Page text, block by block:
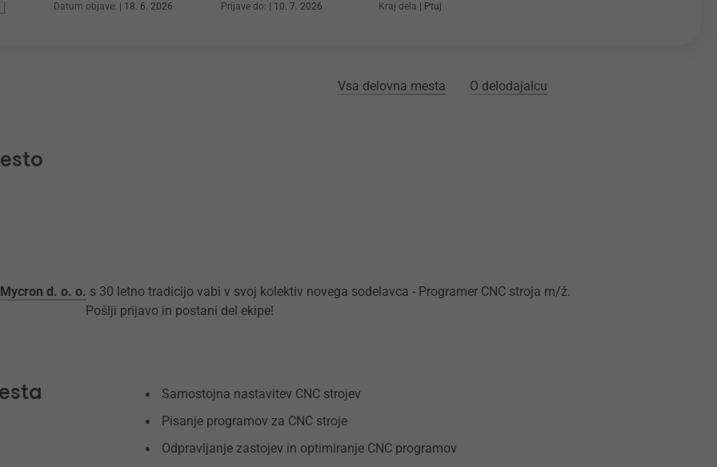
Datum objave: 18. 6. 2026 Prijave do: 10. 7. 2026 Kraj dela Ptuj
Vsa delovna mesta O delodajalcu
d. o. o. s 30 letno tradicijo vabi v svoj kolektiv novega sodelavca - Programer CNC stroja m/ž.
Pošlji prijavo in postani del ekipe!
Samostojna nastavitev CNC strojev
Pisanje programov za CNC stroje
Odpravljanje zastojev in optimiranje CNC programov